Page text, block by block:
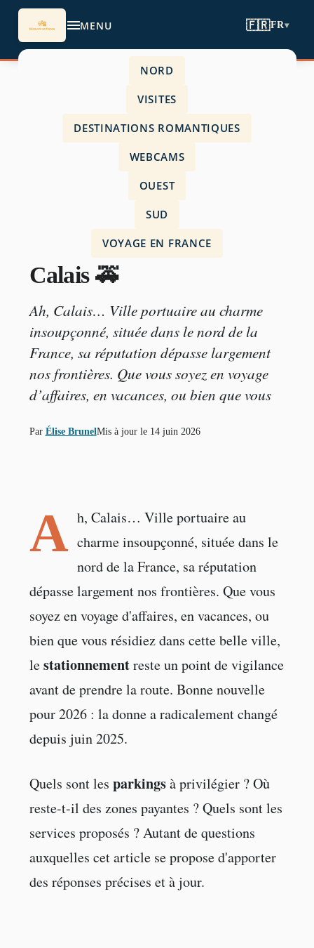
MENU
NORD
VISITES
DESTINATIONS ROMANTIQUES
WEBCAMS
OUEST
SUD
VOYAGE EN FRANCE
🇫🇷FR▾
Visites ›
Se garer dans la ville de
Calais 🚕
Ah, Calais… Ville portuaire au charme
insoupçonné, située dans le nord de la
France, sa réputation dépasse largement
nos frontières. Que vous soyez en voyage
d’affaires, en vacances, ou bien que vous
Par Élise BrunelMis à jour le 14 juin 2026
A h, Calais… Ville portuaire au
charme insoupçonné, située dans le
nord de la France, sa réputation
dépasse largement nos frontières. Que vous
soyez en voyage d'affaires, en vacances, ou
bien que vous résidiez dans cette belle ville,
lestationnementreste un point de vigilance
avant de prendre la route. Bonne nouvelle
pour 2026 : la donne a radicalement changé
depuis juin 2025.
Quels sont les parkingsà privilégier ? Où
reste-t-il des zones payantes ? Quels sont les
services proposés ? Autant de questions
auxquelles cet article se propose d'apporter
des réponses précises et à jour.